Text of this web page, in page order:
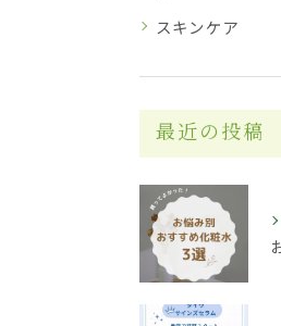
スキンケア
最近の投稿